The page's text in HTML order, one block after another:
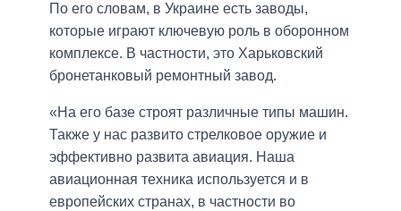
По его словам, в Украине есть заводы,
которые играют ключевую роль в оборонном
комплексе. В частности, это Харьковский
бронетанковый ремонтный завод.
«На его базе строят различные типы машин.
Также у нас развито стрелковое оружие и
эффективно развита авиация. Наша
авиационная техника используется и в
европейских странах, в частности во